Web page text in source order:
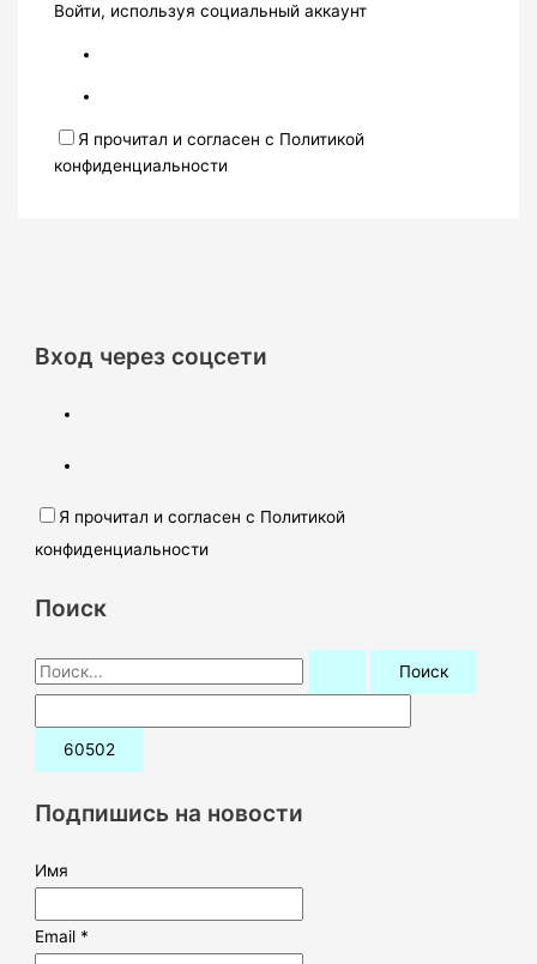
Войти, используя социальный аккаунт
Я прочитал и согласен с Политикой
конфиденциальности
Вход через соцсети
Я прочитал и согласен с Политикой
конфиденциальности
Поиск
П
о
и
:Подпишись на новости
Имя
Email *